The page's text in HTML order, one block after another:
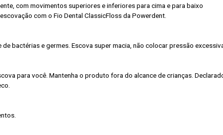
com movimentos superiores e inferiores para cima e para baixo
com o Fio Dental ClassicFloss da Powerdent.
bactérias e germes. Escova super macia, não colocar pressão
para você. Mantenha o produto fora do alcance de crianças.